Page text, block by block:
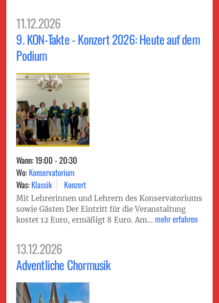
11.12.2026
9. KON-Takte - Konzert 2026: Heute auf dem
Podium
Wann: 19:00 - 20:30
Wo: Konservatorium
Was: Klassik Konzert
Mit Lehrerinnen und Lehrern des Konservatoriums
sowie Gästen Der Eintritt für die Veranstaltung
kostet 12 Euro, ermäßigt 8 Euro. Am... mehr erfahren
13.12.2026
Adventliche Chormusik